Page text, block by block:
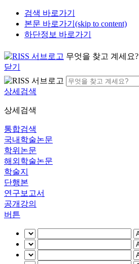
검색 바로가기
본문 바로가기(skip to content)
하단정보 바로가기
무엇을 찾고 계세요?
닫기
상세검색
상세검색
통합검색
국내학술논문
학위논문
해외학술논문
학술지
단행본
연구보고서
공개강의
버튼